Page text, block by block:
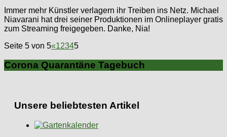
Immer mehr Künstler verlagern ihr Treiben ins Netz. Michael
Niavarani hat drei seiner Produktionen im Onlineplayer gratis
zum Streaming freigegeben. Danke, Nia!
Seite 5 von 5«12345
Corona Quarantäne Tagebuch
Unsere beliebtesten Artikel